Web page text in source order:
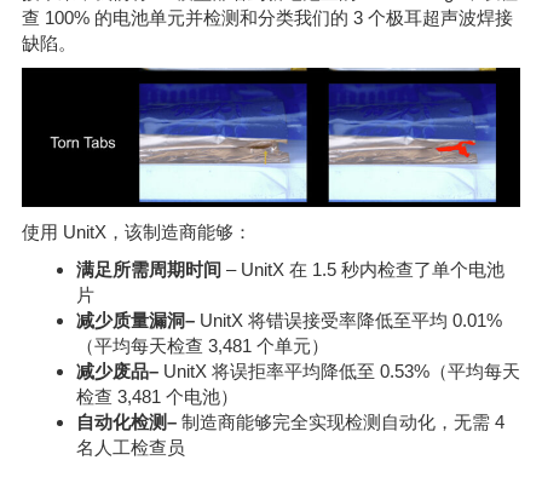
查 100% 的电池单元并检测和分类我们的 3 个极耳超声波焊接
缺陷。
使用 UnitX，该制造商能够：
满足所需周期时间 – UnitX 在 1.5 秒内检查了单个电池
片
减少质量漏洞– UnitX 将错误接受率降低至平均 0.01%
（平均每天检查 3,481 个单元）
减少废品– UnitX 将误拒率平均降低至 0.53%（平均每天
检查 3,481 个电池）
自动化检测– 制造商能够完全实现检测自动化，无需 4
名人工检查员